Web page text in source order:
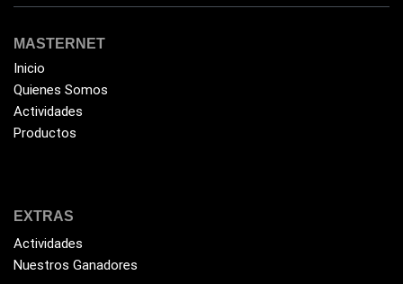
MASTERNET
Inicio
Quienes Somos
Actividades
Productos
EXTRAS
Actividades
Nuestros Ganadores